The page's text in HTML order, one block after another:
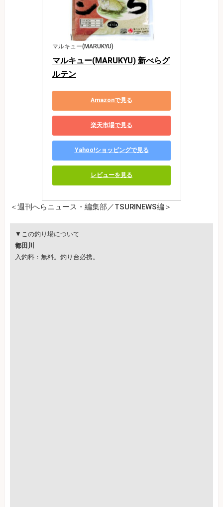
マルキュー(MARUKYU)
マルキュー(MARUKYU) 新べらグ
ルテン
Amazonで見る
楽天市場で見る
Yahoo!ショッピングで見る
レビューを見る
＜週刊へらニュース・編集部／TSURINEWS編＞
▼この釣り場について
都田川
入釣料：無料。釣り台必携。